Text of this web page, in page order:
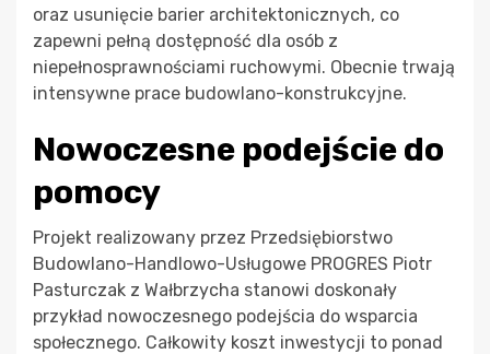
oraz usunięcie barier architektonicznych, co
zapewni pełną dostępność dla osób z
niepełnosprawnościami ruchowymi. Obecnie trwają
intensywne prace budowlano-konstrukcyjne.
Nowoczesne podejście do
pomocy
Projekt realizowany przez Przedsiębiorstwo
Budowlano-Handlowo-Usługowe PROGRES Piotr
Pasturczak z Wałbrzycha stanowi doskonały
przykład nowoczesnego podejścia do wsparcia
społecznego. Całkowity koszt inwestycji to ponad